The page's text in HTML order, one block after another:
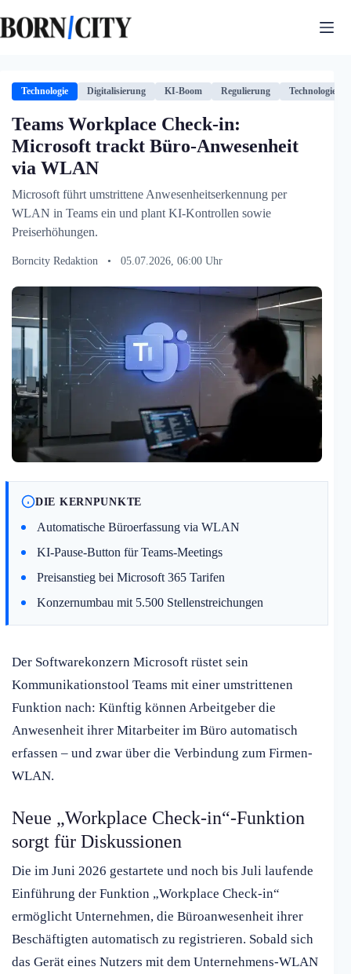
Inhalt
springen
Technologie Digitalisierung KI-Boom Regulierung Technologie
Teams Workplace Check-in:
Microsoft trackt Büro-Anwesenheit
via WLAN
Microsoft führt umstrittene Anwesenheitserkennung per
WLAN in Teams ein und plant KI-Kontrollen sowie
Preiserhöhungen.
Borncity Redaktion • 05.07.2026, 06:00 Uhr
DIE KERNPUNKTE
Automatische Büroerfassung via WLAN
KI-Pause-Button für Teams-Meetings
Preisanstieg bei Microsoft 365 Tarifen
Konzernumbau mit 5.500 Stellenstreichungen
Der Softwarekonzern Microsoft rüstet sein
Kommunikationstool Teams mit einer umstrittenen
Funktion nach: Künftig können Arbeitgeber die
Anwesenheit ihrer Mitarbeiter im Büro automatisch
erfassen – und zwar über die Verbindung zum Firmen-
WLAN.
Neue „Workplace Check-in“-Funktion
sorgt für Diskussionen
Die im Juni 2026 gestartete und noch bis Juli laufende
Einführung der Funktion „Workplace Check-in“
ermöglicht Unternehmen, die Büroanwesenheit ihrer
Beschäftigten automatisch zu registrieren. Sobald sich
das Gerät eines Nutzers mit dem Unternehmens-WLAN